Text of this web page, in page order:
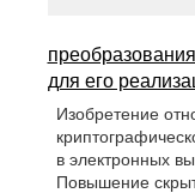
для его
Изобретение
в электронных
Повышение